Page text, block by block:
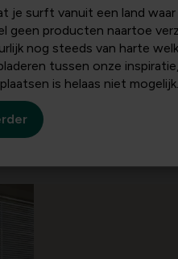
op ieders gezicht
Kies voor een
opnieuw verrassen
abonnement en
*enkel beschikbaar
je surft vanuit een land
geen producten naartoe
nog steeds van harte
tussen onze
is helaas niet mogelijk.